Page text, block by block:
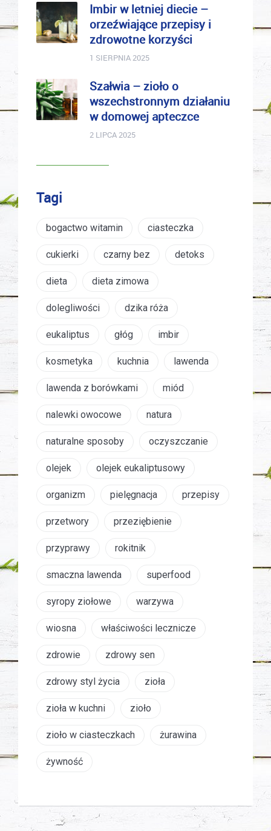
Imbir w letniej diecie –
orzeźwiające przepisy i
zdrowotne korzyści
1 SIERPNIA 2025
Szałwia – zioło o
wszechstronnym działaniu
w domowej apteczce
2 LIPCA 2025
Tagi
bogactwo witamin ciasteczka
cukierki czarny bez detoks
dieta dieta zimowa
dolegliwości dzika róża
eukaliptus głóg imbir
kosmetyka kuchnia lawenda
lawenda z borówkami miód
nalewki owocowe natura
naturalne sposoby oczyszczanie
olejek olejek eukaliptusowy
organizm pielęgnacja przepisy
przetwory przeziębienie
przyprawy rokitnik
smaczna lawenda superfood
syropy ziołowe warzywa
wiosna właściwości lecznicze
zdrowie zdrowy sen
zdrowy styl życia zioła
zioła w kuchni zioło
zioło w ciasteczkach żurawina
żywność